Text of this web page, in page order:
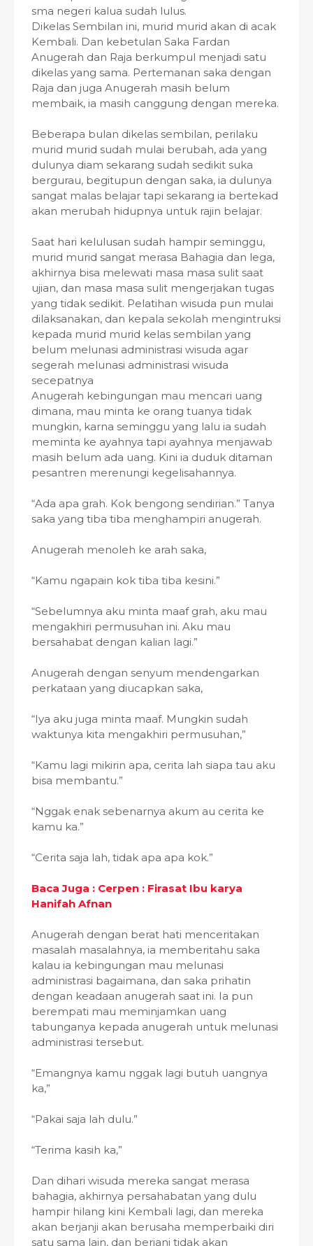
sma negeri kalua sudah lulus.
Dikelas Sembilan ini, murid murid akan di acak
Kembali. Dan kebetulan Saka Fardan
Anugerah dan Raja berkumpul menjadi satu
dikelas yang sama. Pertemanan saka dengan
Raja dan juga Anugerah masih belum
membaik, ia masih canggung dengan mereka.
Beberapa bulan dikelas sembilan, perilaku
murid murid sudah mulai berubah, ada yang
dulunya diam sekarang sudah sedikit suka
bergurau, begitupun dengan saka, ia dulunya
sangat malas belajar tapi sekarang ia bertekad
akan merubah hidupnya untuk rajin belajar.
Saat hari kelulusan sudah hampir seminggu,
murid murid sangat merasa Bahagia dan lega,
akhirnya bisa melewati masa masa sulit saat
ujian, dan masa masa sulit mengerjakan tugas
yang tidak sedikit. Pelatihan wisuda pun mulai
dilaksanakan, dan kepala sekolah mengintruksi
kepada murid murid kelas sembilan yang
belum melunasi administrasi wisuda agar
segerah melunasi administrasi wisuda
secepatnya
Anugerah kebingungan mau mencari uang
dimana, mau minta ke orang tuanya tidak
mungkin, karna seminggu yang lalu ia sudah
meminta ke ayahnya tapi ayahnya menjawab
masih belum ada uang. Kini ia duduk ditaman
pesantren merenungi kegelisahannya.
“Ada apa grah. Kok bengong sendirian.” Tanya
saka yang tiba tiba menghampiri anugerah.
Anugerah menoleh ke arah saka,
“Kamu ngapain kok tiba tiba kesini.”
“Sebelumnya aku minta maaf grah, aku mau
mengakhiri permusuhan ini. Aku mau
bersahabat dengan kalian lagi.”
Anugerah dengan senyum mendengarkan
perkataan yang diucapkan saka,
“Iya aku juga minta maaf. Mungkin sudah
waktunya kita mengakhiri permusuhan,”
“Kamu lagi mikirin apa, cerita lah siapa tau aku
bisa membantu.”
“Nggak enak sebenarnya akum au cerita ke
kamu ka.”
“Cerita saja lah, tidak apa apa kok.”
Baca Juga : Cerpen : Firasat Ibu karya
Hanifah Afnan
Anugerah dengan berat hati menceritakan
masalah masalahnya, ia memberitahu saka
kalau ia kebingungan mau melunasi
administrasi bagaimana, dan saka prihatin
dengan keadaan anugerah saat ini. Ia pun
berempati mau meminjamkan uang
tabunganya kepada anugerah untuk melunasi
administrasi tersebut.
“Emangnya kamu nggak lagi butuh uangnya
ka,”
“Pakai saja lah dulu.”
“Terima kasih ka,”
Dan dihari wisuda mereka sangat merasa
bahagia, akhirnya persahabatan yang dulu
hampir hilang kini Kembali lagi, dan mereka
akan berjanji akan berusaha memperbaiki diri
satu sama lain, dan berjani tidak akan